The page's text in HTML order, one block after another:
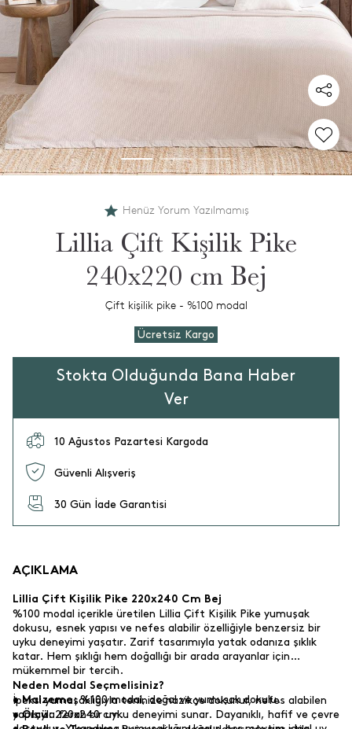
Henüz Yorum Yazılmamış
Lillia Çift Kişilik Pike
240x220 cm Bej
Çift kişilik pike - %100 modal
Ücretsiz Kargo
Stokta Olduğunda Bana Haber
Ver
10 Ağustos Pazartesi Kargoda
Güvenli Alışveriş
30 Gün İade Garantisi
AÇIKLAMA
Lillia Çift Kişilik Pike 220x240 Cm Bej
%100 modal içerikle üretilen Lillia Çift Kişilik Pike yumuşak
dokusu, esnek yapısı ve nefes alabilir özelliğiyle benzersiz bir
uyku deneyimi yaşatır. Zarif tasarımıyla yatak odanıza şıklık
katar. Hem şıklığı hem doğallığı bir arada arayanlar için
mükemmel bir tercih.
• Malzeme:%100 modal, doğal ve yumuşak dokulu.
• Ölçü:220x240 cm.
Neden Modal Seçmelisiniz?
İpeksi yumuşaklığıyla teninize nazikçe dokunur, nefes alabilen
yapısıyla ferah bir uyku deneyimi sunar. Dayanıklı, hafif ve çevre